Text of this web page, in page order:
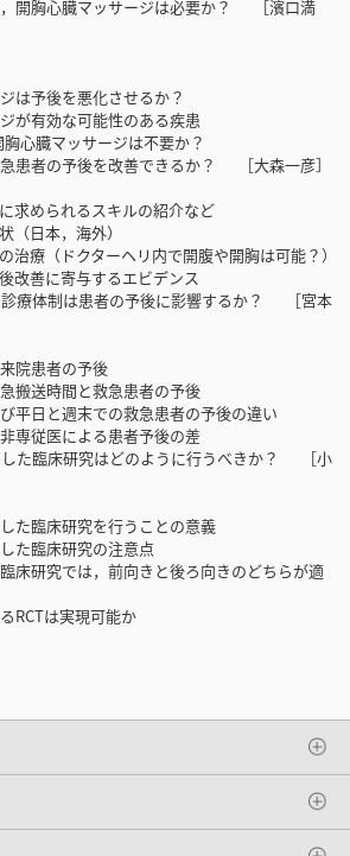
開胸心臓マッサージは必要か？ ［濱口満
予後を悪化させるか？
有効な可能性のある疾患
臓マッサージは不要か？
患者の予後を改善できるか？ ［大森一彦］
められるスキルの紹介など
日本，海外）
（ドクターヘリ内で開腹や開胸は可能？）
善に寄与するエビデンス
療体制は患者の予後に影響するか？ ［宮本
患者の予後
送時間と救急患者の予後
日と週末での救急患者の予後の違い
従医による患者予後の差
た臨床研究はどのように行うべきか？ ［小
臨床研究を行うことの意義
臨床研究の注意点
研究では，前向きと後ろ向きのどちらが適
は実現可能か